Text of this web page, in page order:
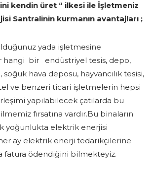
kendin üret “ ilkesi ile İşletmeniz
Santralinin kurmanın avantajları ;
yada işletmesine
bir endüstriyel tesis, depo,
soğuk hava deposu, hayvancılık tesisi,
ve benzeri ticari işletmelerin hepsi
yapılabilecek çatılarda bu
fırsatına vardır.Bu binaların
yoğunlukta elektrik enerjisi
ay elektrik enerji tedarikçilerine
fatura ödendiğini bilmekteyiz.